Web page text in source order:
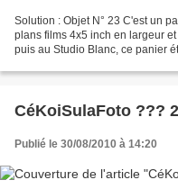
Solution : Objet N° 23 C'est un
plans films 4x5 inch en largeur
puis au Studio Blanc, ce panier
CéKoiSulaFoto ???
Publié le 30/08/2010 à 14:20